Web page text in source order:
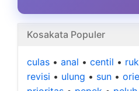
Kosakata Populer
culas • anal • centil •
revisi • ulung • sun •